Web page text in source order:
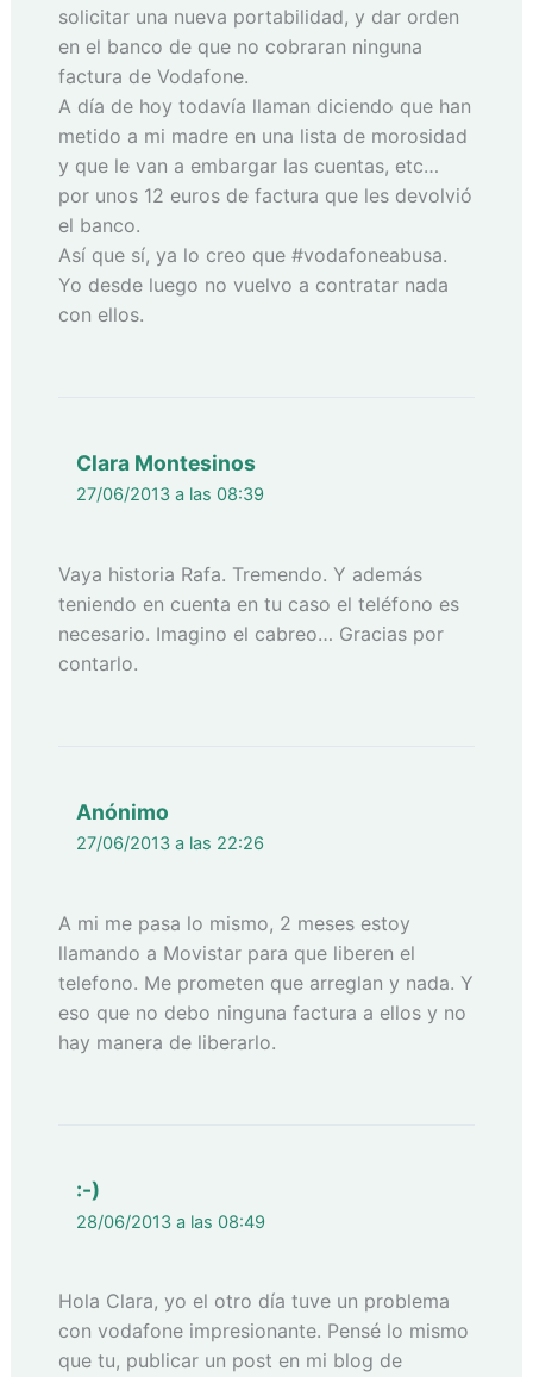
solicitar una nueva portabilidad, y dar orden
en el banco de que no cobraran ninguna
factura de Vodafone.
A día de hoy todavía llaman diciendo que han
metido a mi madre en una lista de morosidad
y que le van a embargar las cuentas, etc…
por unos 12 euros de factura que les devolvió
el banco.
Así que sí, ya lo creo que #vodafoneabusa.
Yo desde luego no vuelvo a contratar nada
con ellos.
Clara Montesinos
27/06/2013 a las 08:39
Vaya historia Rafa. Tremendo. Y además
teniendo en cuenta en tu caso el teléfono es
necesario. Imagino el cabreo… Gracias por
contarlo.
Anónimo
27/06/2013 a las 22:26
A mi me pasa lo mismo, 2 meses estoy
llamando a Movistar para que liberen el
telefono. Me prometen que arreglan y nada. Y
eso que no debo ninguna factura a ellos y no
hay manera de liberarlo.
:-)
28/06/2013 a las 08:49
Hola Clara, yo el otro día tuve un problema
con vodafone impresionante. Pensé lo mismo
que tu, publicar un post en mi blog de